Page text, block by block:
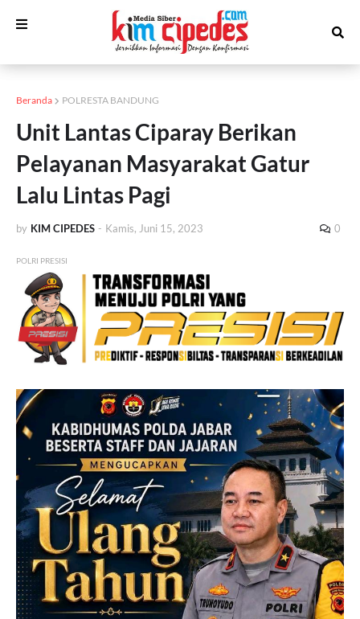
Beranda POLRESTA BANDUNG
Unit Lantas Ciparay Berikan
Pelayanan Masyarakat Gatur
Lalu Lintas Pagi
by KIM CIPEDES - Kamis, Juni 15, 2023 0
POLRI PRESISI